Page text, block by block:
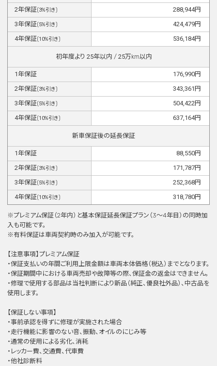
2年保証(3%引き) 288,944円
3年保証(5%引き) 424,479円
4年保証(10%引き) 536,184円
初年度より 25年以内 / 25万km以内
1年保証 176,990円
2年保証(3%引き) 343,361円
3年保証(5%引き) 504,422円
4年保証(10%引き) 637,164円
新車保証後の延長保証
1年保証 88,550円
2年保証(3%引き) 171,787円
3年保証(5%引き) 252,368円
4年保証(10%引き) 318,780円
※プレミアム保証（2年内）と基本保証延⻑保証プラン（3〜4年目）の同時加
⼊も可能です。
※有料保証は⾞両契約時のみ加⼊が可能です。
【注意事項】プレミアム保証
・保証支払いの年間ご利用上限金額は車両本体価格（税込）までとなります。
・保証期間中における車両売却や故障等の際、保証金の返金はできません。
・修理で使用する部品は当社判断により新品（純正、優良社外品）、中古品を
使用します。
【保証しない事項】
・事前承認を得ずに修理が実施された場合
・走行機能に影響のない音、振動、オイルのにじみ等
・通常の使用による劣化、消耗
・レッカー費、交通費、代車費
・他社診断料